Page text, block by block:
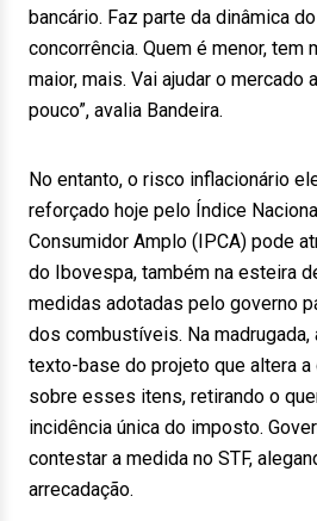
bancário. Faz parte da dinâmica
concorrência. Quem é menor, tem
maior, mais. Vai ajudar o mercado
pouco”, avalia Bandeira.
No entanto, o risco inflacionário
reforçado hoje pelo Índice
Consumidor Amplo (IPCA) pode
do Ibovespa, também na esteira
medidas adotadas pelo governo
dos combustíveis. Na madrugada,
texto-base do projeto que altera a
sobre esses itens, retirando o
incidência única do imposto.
contestar a medida no STF,
arrecadação.